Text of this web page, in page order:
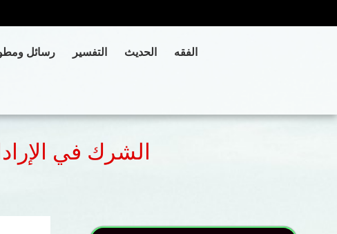
رسائل التفسير الحديث الفقه
الشرك في